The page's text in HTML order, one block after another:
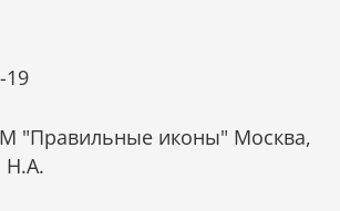
защиту дает прозрачный лак,
и потери блеска.
отличной
не коробятся от времени и
первозданный вид.
19
"Правильные иконы" Москва,
Н.А.